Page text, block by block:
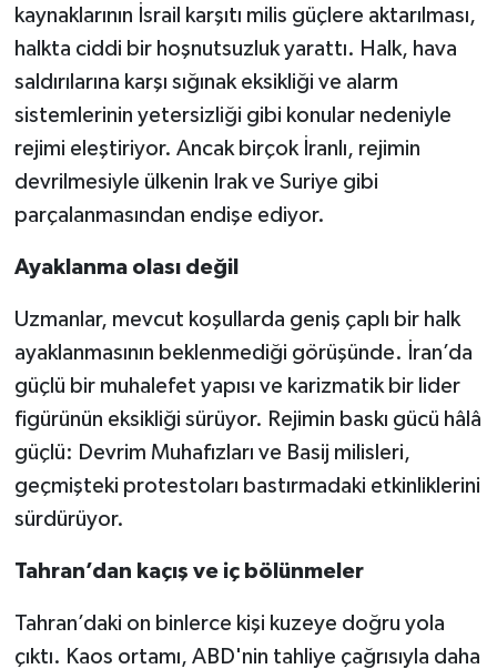
kaynaklarının İsrail karşıtı milis güçlere aktarılması,
halkta ciddi bir hoşnutsuzluk yarattı. Halk, hava
saldırılarına karşı sığınak eksikliği ve alarm
sistemlerinin yetersizliği gibi konular nedeniyle
rejimi eleştiriyor. Ancak birçok İranlı, rejimin
devrilmesiyle ülkenin Irak ve Suriye gibi
parçalanmasından endişe ediyor.
Ayaklanma olası değil
Uzmanlar, mevcut koşullarda geniş çaplı bir halk
ayaklanmasının beklenmediği görüşünde. İran’da
güçlü bir muhalefet yapısı ve karizmatik bir lider
figürünün eksikliği sürüyor. Rejimin baskı gücü hâlâ
güçlü: Devrim Muhafızları ve Basij milisleri,
geçmişteki protestoları bastırmadaki etkinliklerini
sürdürüyor.
Tahran’dan kaçış ve iç bölünmeler
Tahran’daki on binlerce kişi kuzeye doğru yola
çıktı. Kaos ortamı, ABD'nin tahliye çağrısıyla daha